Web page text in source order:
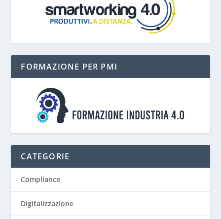
FORMAZIONE PER PMI
CATEGORIE
Compliance
Digitalizzazione